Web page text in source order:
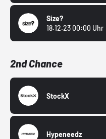
Size?
18.12.23 00:00 Uhr
2nd Chance
StockX
Hypeneedz